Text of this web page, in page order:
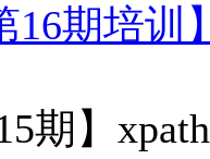
16期培
期】